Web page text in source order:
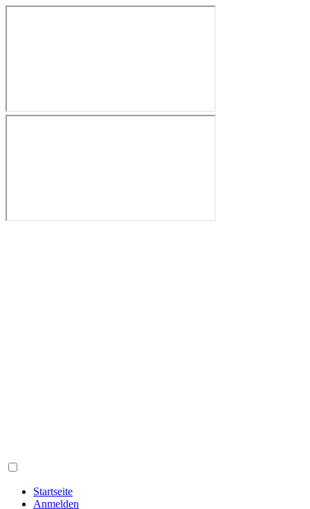
Startseite
Anmelden